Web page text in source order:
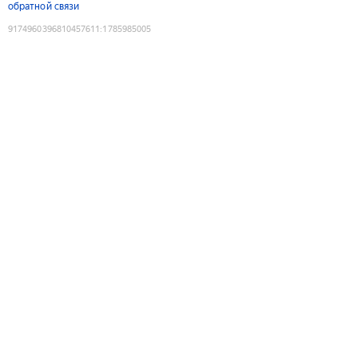
обратной связи
9174960396810457611 :1785985005